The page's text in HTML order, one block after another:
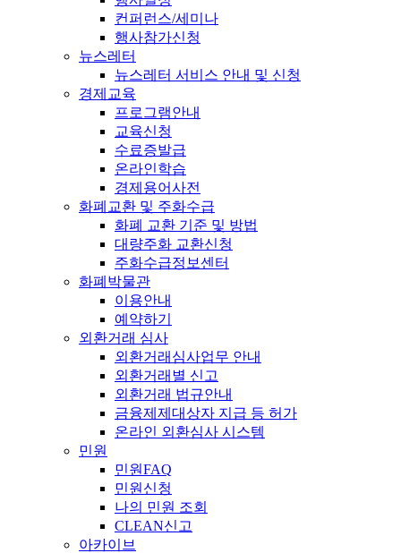
컨퍼런스/세미나
행사참가신청
뉴스레터
뉴스레터 서비스 안내 및 신청
경제교육
프로그램안내
교육신청
수료증발급
온라인학습
경제용어사전
화폐교환 및 주화수급
화폐 교환 기준 및 방법
대량주화 교환신청
주화수급정보센터
화폐박물관
이용안내
예약하기
외환거래 심사
외환거래심사업무 안내
외환거래별 신고
외환거래 법규안내
금융제제대상자 지급 등 허가
온라인 외환심사 시스템
민원
민원FAQ
민원신청
나의 민원 조회
CLEAN신고
아카이브